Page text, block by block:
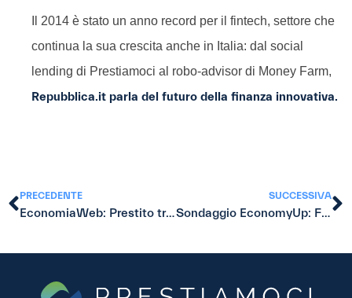
Il 2014 è stato un anno record per il fintech, settore che
continua la sua crescita anche in Italia: dal social
lending di Prestiamoci al robo-advisor di Money Farm,
Repubblica.it parla del futuro della finanza innovativa.
PRECEDENTE
EconomiaWeb: Prestito tra privati, istruzioni per l’uso
SUCCESSIVA
Sondaggio EconomyUp: Facile.it e Prestiamoci sono le exit dell’anno